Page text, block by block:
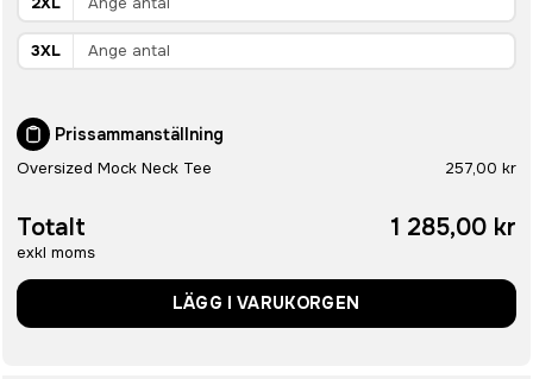
3XL
Prissammanställning
Oversized Mock Neck Tee 257,00 kr
Totalt
exkl moms
1 285,00 kr
LÄGG I VARUKORGEN